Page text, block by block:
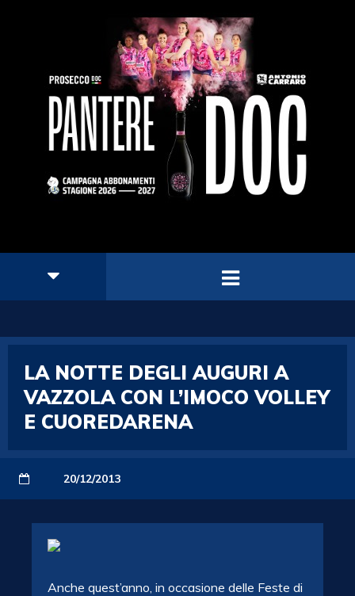
LA NOTTE DEGLI AUGURI A
VAZZOLA CON L’IMOCO VOLLEY
E CUOREDARENA
20/12/2013
Anche quest’anno, in occasione delle Feste di